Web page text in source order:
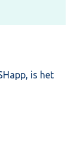
is het